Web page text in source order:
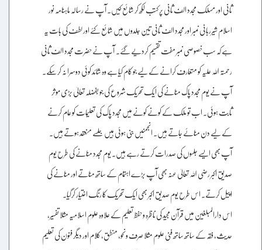
ثانی اور مسلک مجدد الف ثانی پر کتب لکھ کر شائع کیں۔ آپ نے رسالہ ماہنامہ نور
اسلام شیرربانی نمبر اور مجدد الف ثانی تین جلدوں میں شائع کئے اور لطف کی بات یہ
ہے کہ سب خصوصی نمبر مفت تقسیم کردیے گئے۔ آپ نے حضرت مجدد الف ثانی
رحمتہ اللہ علیہ کو متعارف کرانے کے لیے جو کام کیا ہے وہ شائد کوئی دوسرا نہ کرسکے۔
آپ نے یوم مجدد پاک منانے کی ایک تحریک شروع کی جو بفضلہ تعالیٰ بڑی موثر
ثابت ہوئی۔ اب تو ملک کے کونے کونے میں مجدد پاک کی تعلیمات کو عام کرنے
کے لیے دن منائے جاتے ہیں۔ انجمنیں بنی ہوئی ہیں جلسے منعقد ہوتے ہیں۔
آپ بھی ایسے جلسوں کی صدرات کرتے رہے ہیں۔ یوم مجدد منانے کی طرح یوم
صدیق اکبر رضی اللہ تعالیٰ عنہ بھی آپ بڑے اہتمام کے ساتھ مناتے اور منانے کی
اپیل کرتے۔ اس طرح یوم صدیق اکبر بھی ایک تحریک کا رنگ اختیار کرگیا۔
اس دارالمبلغین میں قرآن مجید کی ناظرہ وحفظ تعلیم کے علاوہ علوم اسلامیہ مثلا تفسیر،
حدیث، فقہ کے ساتھ ساتھ فنی علوم مثلا صرف ونحو، منطق، کلام اور دیگر فنون کی تعلیم